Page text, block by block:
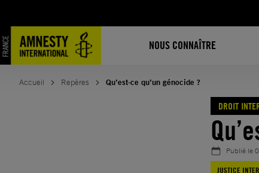
NOUS CONNAÎTRE
contenu
Accueil Repères Qu’est-ce qu’un génocide ?
DROIT
Publié le
JUSTICE